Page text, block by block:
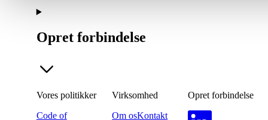
Opret forbindelse
Vores politikker
Code of
Virksomhed
Om osKontakt
Opret forbindelse